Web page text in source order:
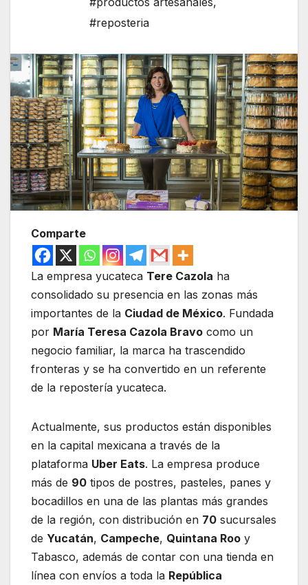
#reposteria
Comparte
La empresa yucateca Tere Cazola ha
consolidado su presencia en las zonas más
importantes de la Ciudad de México. Fundada
por María Teresa Cazola Bravo como un
negocio familiar, la marca ha trascendido
fronteras y se ha convertido en un referente
de la repostería yucateca.
Actualmente, sus productos están disponibles
en la capital mexicana a través de la
plataforma Uber Eats. La empresa produce
más de 90 tipos de postres, pasteles, panes y
bocadillos en una de las plantas más grandes
de la región, con distribución en 70 sucursales
de Yucatán, Campeche, Quintana Roo y
Tabasco, además de contar con una tienda en
línea con envíos a toda la República